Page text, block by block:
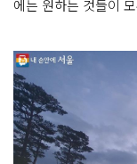
에는 원하는 것들이